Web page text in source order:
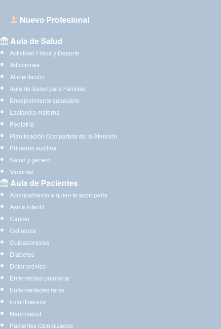
Nuevo Profesional
Aula de Salud
Actividad Física y Deporte
Adicciones
Alimentación
Aula de Salud para Familias
Envejecimiento saludable
Lactancia materna
Pediatría
Planificación Compartida de la Atención
Primeros auxilios
Salud y género
Vacunas
Aula de Pacientes
Acompañando a quien te acompaña
Asma infantil
Cáncer
Celiaquía
Cuidadoras/es
Diabetes
Dolor crónico
Enfermedad pulmonar
Enfermedades raras
Incontinencia
Neurosalud
Pacientes Ostomizados